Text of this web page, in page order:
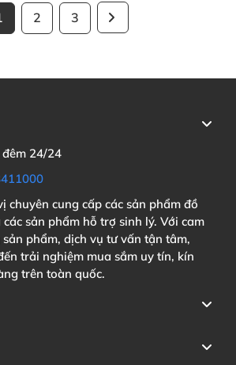
2 3
24/24
chuyên cung cấp các sản phẩm đồ
sản phẩm hỗ trợ sinh lý. Với cam
phẩm, dịch vụ tư vấn tận tâm,
trải nghiệm mua sắm uy tín, kín
trên toàn quốc.